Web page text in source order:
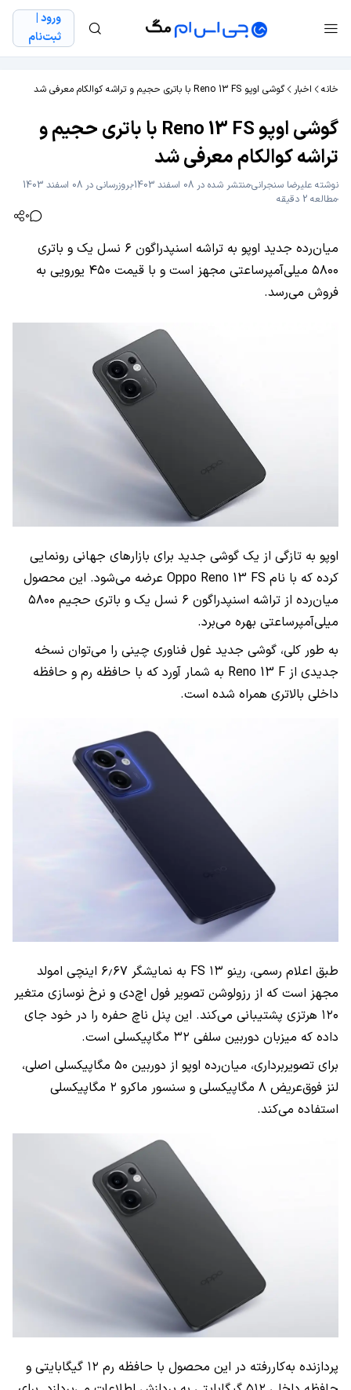
ورود |
ثبت‌نام
خانه اخبار گوشی اوپو Reno 13 FS با باتری حجیم و تراشه کوالکام معرفی شد
گوشی اوپو Reno 13 FS با باتری حجیم و
تراشه کوالکام معرفی شد
نوشته علیرضا سنجرانیمنتشر شده در 08 اسفند 1403
بروزرسانی در 08 اسفند 1403
مطالعه 2 دقیقه
0
میان‌رده جدید اوپو به تراشه اسنپدراگون ۶ نسل یک و باتری
۵۸۰۰ میلی‌آمپرساعتی مجهز است و با قیمت ۴۵۰ یورویی به
فروش می‌رسد.
اوپو به تازگی از یک گوشی جدید برای بازارهای جهانی رونمایی
کرده که با نام Oppo Reno 13 FS عرضه می‌شود. این محصول
میان‌رده از تراشه اسنپدراگون ۶ نسل یک و باتری حجیم ۵۸۰۰
میلی‌آمپرساعتی بهره می‌برد.
به طور کلی، گوشی جدید غول فناوری چینی را می‌توان نسخه
جدیدی از Reno 13 F به شمار آورد که با حافظه رم و حافظه
داخلی بالاتری همراه شده است.
طبق اعلام رسمی، رینو ۱۳ FS به نمایشگر ۶٫۶۷ اینچی امولد
مجهز است که از رزولوشن تصویر فول اچ‌دی و نرخ نوسازی متغیر
۱۲۰ هرتزی پشتیبانی می‌کند. این پنل ناچ حفره را در خود جای
داده که میزبان دوربین سلفی ۳۲ مگاپیکسلی است.
برای تصویربرداری، میان‌رده اوپو از دوربین ۵۰ مگاپیکسلی اصلی،
لنز فوق‌عریض ۸ مگاپیکسلی و سنسور ماکرو ۲ مگاپیکسلی
استفاده می‌کند.
پردازنده به‌کاررفته در این محصول با حافظه رم ۱۲ گیگابایتی و